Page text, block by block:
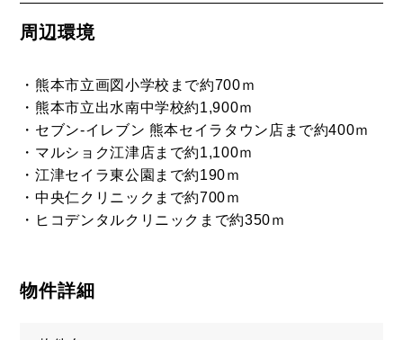
周辺環境
・熊本市立画図小学校まで約700ｍ
・熊本市立出水南中学校約1,900ｍ
・セブン-イレブン 熊本セイラタウン店まで約400ｍ
・マルショク江津店まで約1,100ｍ
・江津セイラ東公園まで約190ｍ
・中央仁クリニックまで約700ｍ
・ヒコデンタルクリニックまで約350ｍ
物件詳細